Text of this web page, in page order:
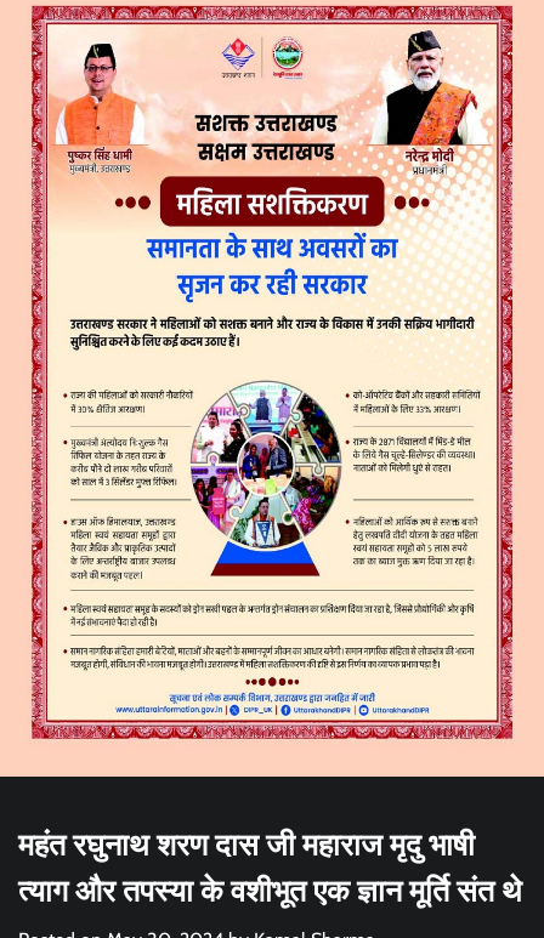
महंत रघुनाथ शरण दास जी महाराज मृदु भाषी
त्याग और तपस्या के वशीभूत एक ज्ञान मूर्ति संत थे